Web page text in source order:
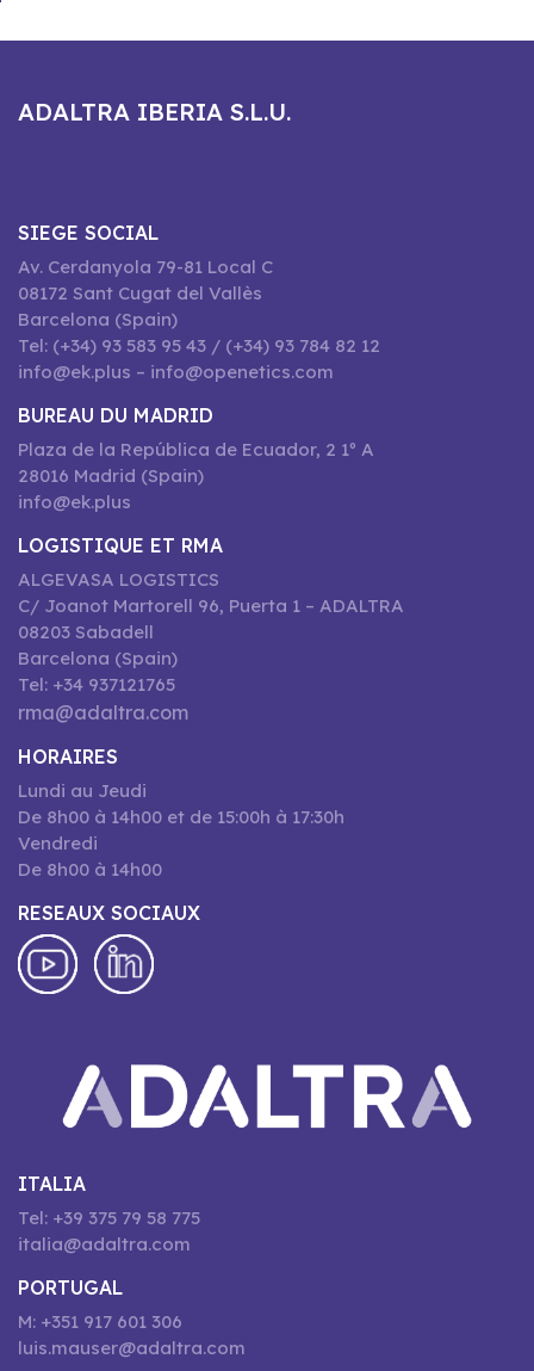
ADALTRA IBERIA S.L.U.
SIEGE SOCIAL
Av. Cerdanyola 79-81 Local C
08172 Sant Cugat del Vallès
Barcelona (Spain)
Tel: (+34) 93 583 95 43 / (+34) 93 784 82 12
info@ek.plus – info@openetics.com
BUREAU DU MADRID
Plaza de la República de Ecuador, 2 1º A
28016 Madrid (Spain)
info@ek.plus
LOGISTIQUE ET RMA
ALGEVASA LOGISTICS
C/ Joanot Martorell 96, Puerta 1 – ADALTRA
08203 Sabadell
Barcelona (Spain)
Tel: +34 937121765
rma@adaltra.com
HORAIRES
Lundi au Jeudi
De 8h00 à 14h00 et de 15:00h à 17:30h
Vendredi
De 8h00 à 14h00
RESEAUX SOCIAUX
ITALIA
Tel: +39 375 79 58 775
italia@adaltra.com
PORTUGAL
M: +351 917 601 306
luis.mauser@adaltra.com